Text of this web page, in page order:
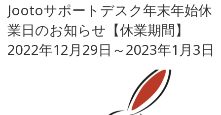
Jootoサポートデスク年末年始休
業日のお知らせ【休業期間】
2022年12月29日～2023年1月3日